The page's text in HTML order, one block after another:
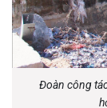
Đoàn công